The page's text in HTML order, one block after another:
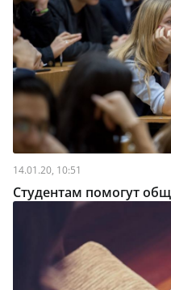
14.01.20, 10:51
Студентам помогут